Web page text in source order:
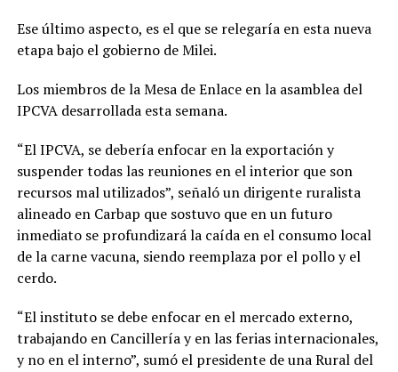
Ese último aspecto, es el que se relegaría en esta nueva
etapa bajo el gobierno de Milei.
Los miembros de la Mesa de Enlace en la asamblea del
IPCVA desarrollada esta semana.
“El IPCVA, se debería enfocar en la exportación y
suspender todas las reuniones en el interior que son
recursos mal utilizados”, señaló un dirigente ruralista
alineado en Carbap que sostuvo que en un futuro
inmediato se profundizará la caída en el consumo local
de la carne vacuna, siendo reemplaza por el pollo y el
cerdo.
“El instituto se debe enfocar en el mercado externo,
trabajando en Cancillería y en las ferias internacionales,
y no en el interno”, sumó el presidente de una Rural del